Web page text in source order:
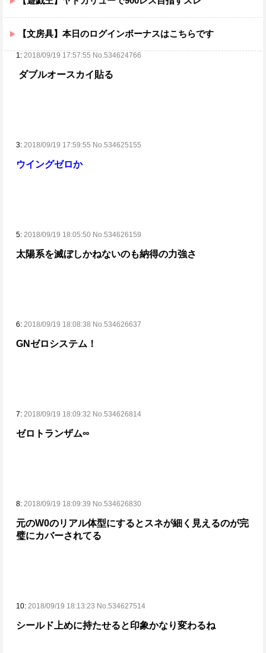
【文房具】本日のログインボーナスはこちらです
1: 2018/09/19 17:57:55 No.534624766
ダブルオースカイ貼る
3: 2018/09/19 17:59:55 No.534625155
ウイングゼロか
5: 2018/09/19 18:05:50 No.534626159
太陽系を滅ぼしかねないのも納得の力強さ
6: 2018/09/19 18:08:38 No.534626637
GNゼロシステム！
7: 2018/09/19 18:09:32 No.534626814
ゼロトランザム∞
8: 2018/09/19 18:09:39 No.534626830
元のW0のリアル体型にするとスネが細く見えるのが完
璧にカバーされてる
10: 2018/09/19 18:13:23 No.534627514
シールド上めに持たせると印象かなり変わるね